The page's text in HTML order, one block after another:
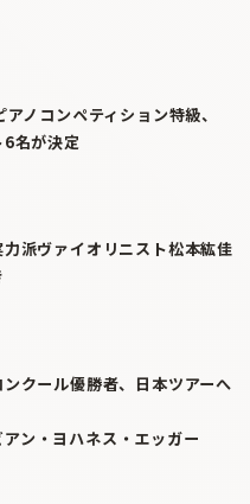
ノコンペティション特級、
6名が決定
派ヴァイオリニスト松本紘佳
クール優勝者、日本ツアーへ
ン・ヨハネス・エッガー